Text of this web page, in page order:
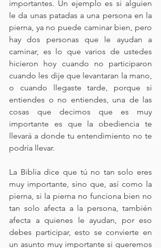
importantes. Un ejemplo es si alguien
le da unas patadas a una persona en la
pierna, ya no puede caminar bien, pero
hay dos personas que le ayudan a
caminar, es lo que varios de ustedes
hicieron hoy cuando no participaron
cuando les dije que levantaran la mano,
o cuando llegaste tarde, porque si
entiendes o no entiendes, una de las
cosas que decimos que es muy
importante es que la obediencia te
llevará a donde tu entendimiento no te
podría llevar.
La Biblia dice que tú no tan solo eres
muy importante, sino que, así como la
pierna, si la pierna no funciona bien no
tan solo afecta a la persona, también
afecta a quienes le ayudan, por eso
debes participar, esto se convierte en
un asunto muy importante si queremos